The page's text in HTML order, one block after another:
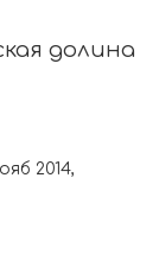
долина
2014,